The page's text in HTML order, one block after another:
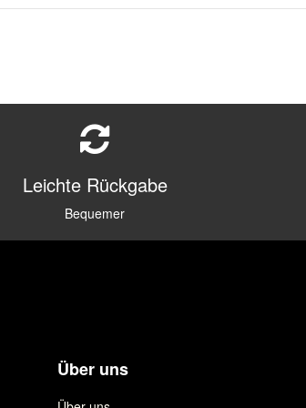
Leichte Rückgabe
Bequemer
Über uns